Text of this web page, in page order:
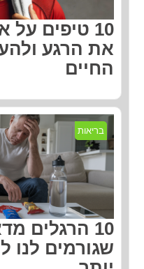
10 טיפים על
את הרגע
החיים
בריאות
10 הרגלים
שגורמים לנו